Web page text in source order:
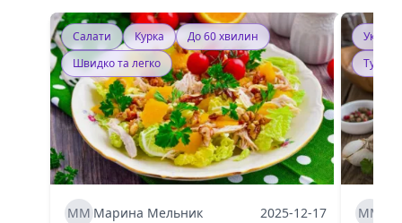
Салати Курка
До 60 хвилин
Швидко та легко
ММ Марина Мельник 2025-12-17 ММ